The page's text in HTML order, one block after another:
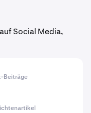
Social Media,
Beiträge